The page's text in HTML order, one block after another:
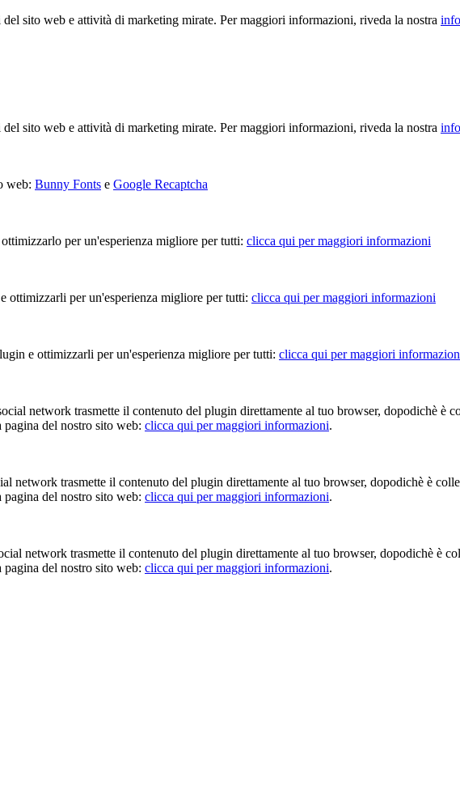
sito web e attività di marketing mirate. Per maggiori informazioni, riveda la nostra
sito web e attività di marketing mirate. Per maggiori informazioni, riveda la nostra
web: Bunny Fonts e Google Recaptcha
per un'esperienza migliore per tutti: clicca qui per maggiori informazioni
ottimizzarli per un'esperienza migliore per tutti: clicca qui per maggiori informazioni
e ottimizzarli per un'esperienza migliore per tutti: clicca qui per maggiori
network trasmette il contenuto del plugin direttamente al tuo browser, dopodichè è
del nostro sito web: clicca qui per maggiori informazioni.
trasmette il contenuto del plugin direttamente al tuo browser, dopodichè è
del nostro sito web: clicca qui per maggiori informazioni.
network trasmette il contenuto del plugin direttamente al tuo browser, dopodichè è
del nostro sito web: clicca qui per maggiori informazioni.